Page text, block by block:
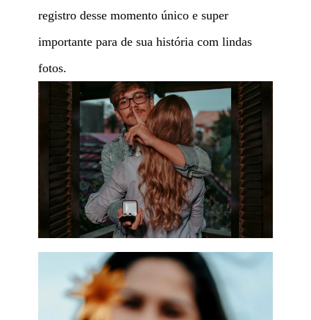
registro desse momento único e super
importante para de sua história com lindas
fotos.